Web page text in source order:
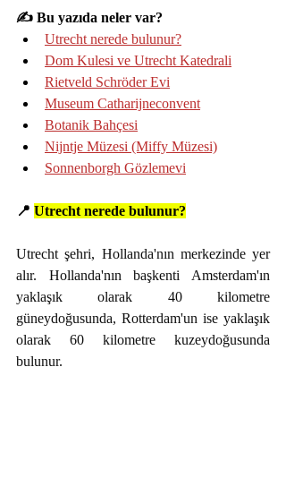
✍️ Bu yazıda neler var?
Utrecht nerede bulunur?
Dom Kulesi ve Utrecht Katedrali
Rietveld Schröder Evi
Museum Catharijneconvent
Botanik Bahçesi
Nijntje Müzesi (Miffy Müzesi)
Sonnenborgh Gözlemevi
📍 Utrecht nerede bulunur?
Utrecht şehri, Hollanda'nın merkezinde yer
alır. Hollanda'nın başkenti Amsterdam'ın
yaklaşık olarak 40 kilometre
güneydoğusunda, Rotterdam'un ise yaklaşık
olarak 60 kilometre kuzeydoğusunda
bulunur.